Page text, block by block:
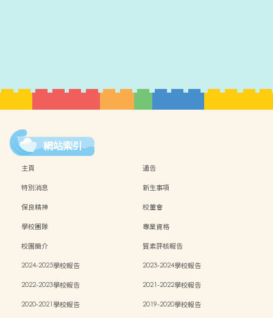
網站索引
主頁
通告
特別消息
新生事項
保良精神
校董會
學校團隊
專業資格
校園簡介
質素評核報告
2024-2025學校報告
2023-2024學校報告
2022-2023學校報告
2021-2022學校報告
2020-2021學校報告
2019-2020學校報告